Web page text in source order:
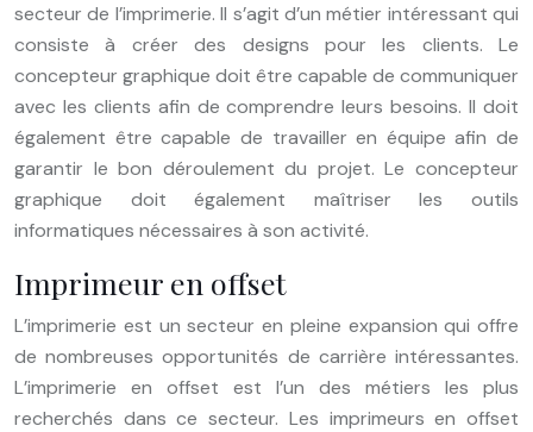
secteur de l’imprimerie. Il s’agit d’un métier intéressant qui
consiste à créer des designs pour les clients. Le
concepteur graphique doit être capable de communiquer
avec les clients afin de comprendre leurs besoins. Il doit
également être capable de travailler en équipe afin de
garantir le bon déroulement du projet. Le concepteur
graphique doit également maîtriser les outils
informatiques nécessaires à son activité.
Imprimeur en offset
L’imprimerie est un secteur en pleine expansion qui offre
de nombreuses opportunités de carrière intéressantes.
L’imprimerie en offset est l’un des métiers les plus
recherchés dans ce secteur. Les imprimeurs en offset